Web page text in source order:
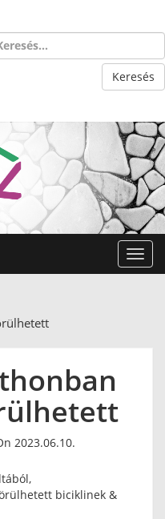
2023.06.10.
biciklinek &